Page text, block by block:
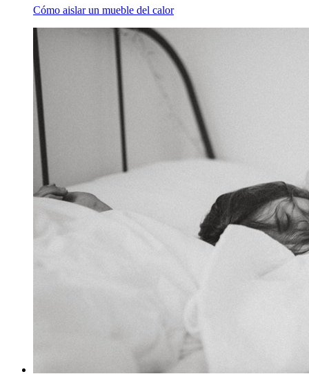
Cómo aislar un mueble del calor